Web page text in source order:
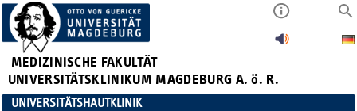
MEDIZINISCHE FAKULTÄT
UNIVERSITÄTSKLINIKUM MAGDEBURG A. ö. R.
UNIVERSITÄTSHAUTKLINIK